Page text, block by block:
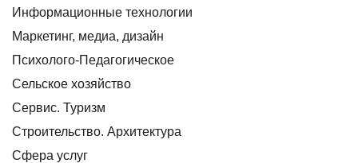
Информационные технологии
Маркетинг, медиа, дизайн
Психолого-Педагогическое
Сельское хозяйство
Сервис. Туризм
Строительство. Архитектура
Сфера услуг